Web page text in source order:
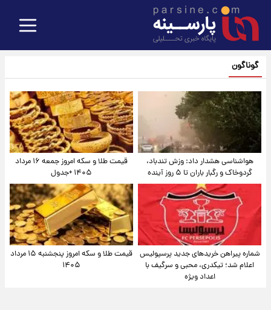
گوناگون
هواشناسی هشدار داد: وزش تندباد،
گردوخاک و رگبار باران تا ۵ روز آینده
قیمت طلا و سکه امروز جمعه ۱۶ مرداد
۱۴۰۵ +جدول
شماره پیراهن خریدهای جدید پرسپولیس
اعلام شد؛ تیکدری، محبی و سرگیف با
اعداد ویژه
قیمت طلا و سکه امروز پنجشنبه ۱۵ مرداد
۱۴۰۵